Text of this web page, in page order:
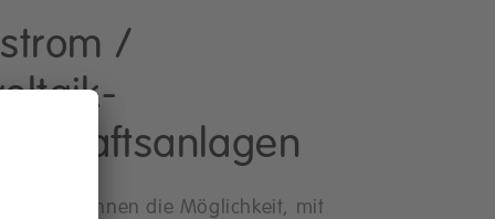
/
MieterInnen die Möglichkeit, mit